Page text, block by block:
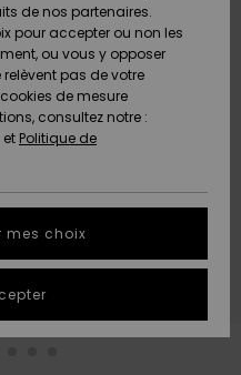
de nos partenaires.
pour accepter ou non les
ou vous y opposer
pas de votre
de mesure
consultez notre :
et Politique de
mes choix